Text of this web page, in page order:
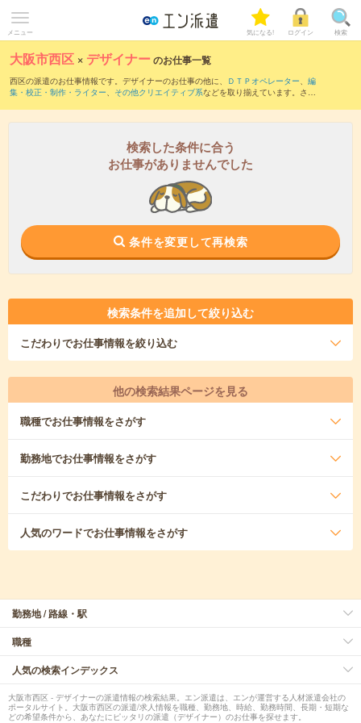
メニュー 気になる! ログイン 検索
大阪市西区 × デザイナーのお仕事一覧
西区の派遣のお仕事情報です。デザイナーのお仕事の他に、 ＤＴＰオペレーター、 編
集・校正・制作・ライター、 その他クリエイティブ系などを取り揃えています。さら
検索した条件に合う
お仕事がありませんでした
条件を変更して再検索
検索条件を追加して絞り込む
こだわりでお仕事情報を絞り込む
他の検索結果ページを見る
職種でお仕事情報をさがす
勤務地でお仕事情報をさがす
こだわりでお仕事情報をさがす
人気のワードでお仕事情報をさがす
勤務地 / 路線・駅
職種
人気の検索インデックス
大阪市西区 - デザイナーの派遣情報の検索結果。エン派遣は、エンが運営する人材派遣会社の
ポータルサイト。大阪市西区の派遣/求人情報を職種、勤務地、時給、勤務時間、長期・短期な
どの希望条件から、あなたにピッタリの派遣（デザイナー）のお仕事を探せます。